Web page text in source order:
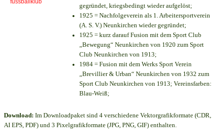
gegründet, kriegsbedingt wieder aufgelöst;
1925 = Nachfolgeverein als 1. Arbeitersportverein
(A. S. V.) Neunkirchen wieder gegründet;
1925 = kurz darauf Fusion mit dem Sport Club
„Bewegung“ Neunkirchen von 1920 zum Sport
Club Neunkirchen von 1913;
1984 = Fusion mit dem Werks Sport Verein
„Brevillier & Urban“ Neunkirchen von 1932 zum
Sport Club Neunkirchen von 1913; Vereinsfarben:
Blau-Weiß;
Download: Im Downloadpaket sind 4 verschiedene Vektorgrafikformate (CDR,
AI EPS, PDF) und 3 Pixelgrafikformate (JPG, PNG, GIF) enthalten.